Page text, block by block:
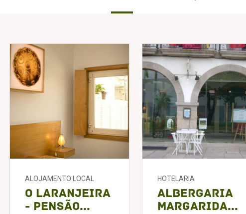
ALOJAMENTO LOCAL
O Laranjeira
- Pensão...
HOTELARIA
Albergaria
Margarida...